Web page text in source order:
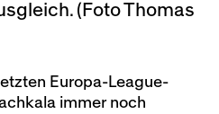
(Foto Thomas
Europa-League-
immer noch